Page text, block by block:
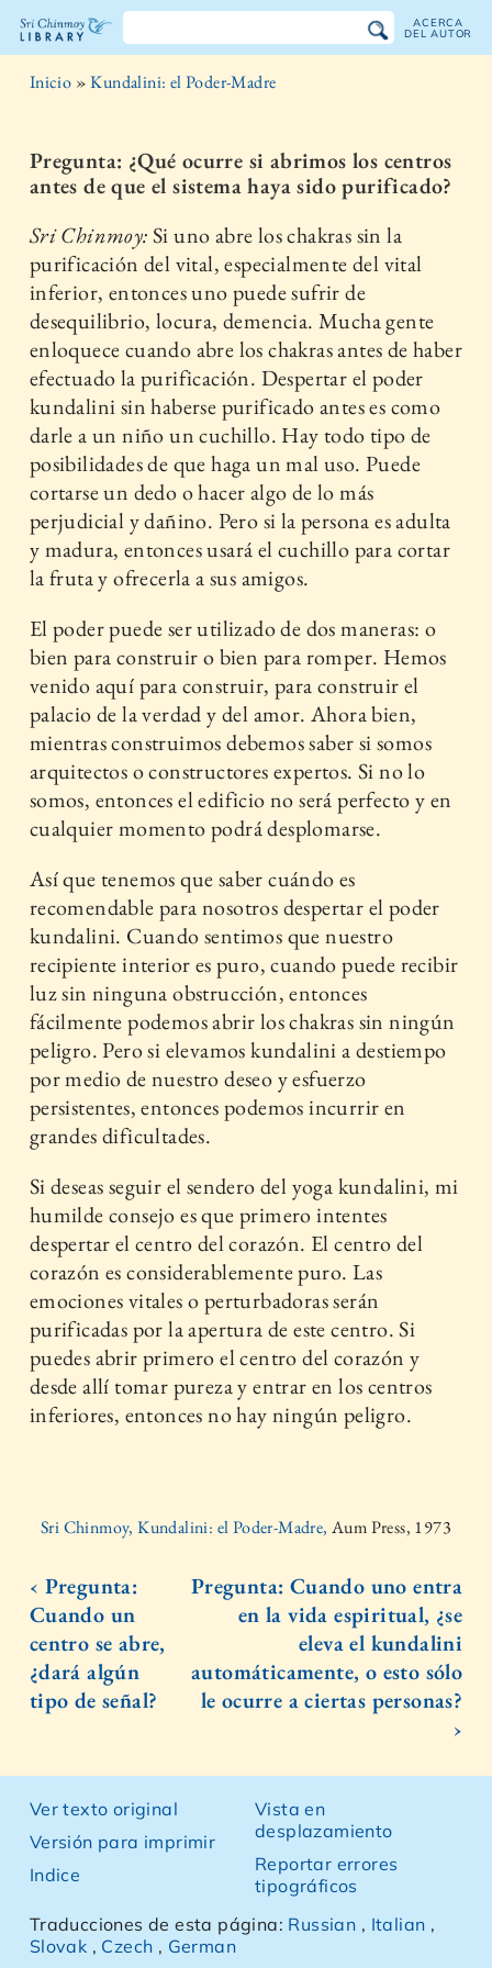
Biblioteca
Chinmoy
ACERCA
DEL AUTOR
Inicio »Kundalini: el Poder-Madre
Pregunta: ¿Qué ocurre si abrimos los centros
antes de que el sistema haya sido purificado?
Sri Chinmoy:​Si uno abre los chakras sin la
purificación del vital, especialmente del vital
inferior, entonces uno puede sufrir de
desequilibrio, locura, demencia. Mucha gente
enloquece cuando abre los chakras antes de haber
efectuado la purificación. Despertar el poder
kundalini sin haberse purificado antes es como
darle a un niño un cuchillo. Hay todo tipo de
posibilidades de que haga un mal uso. Puede
cortarse un dedo o hacer algo de lo más
perjudicial y dañino. Pero si la persona es adulta
y madura, entonces usará el cuchillo para cortar
la fruta y ofrecerla a sus amigos.
El poder puede ser utilizado de dos maneras: o
bien para construir o bien para romper. Hemos
venido aquí para construir, para construir el
palacio de la verdad y del amor. Ahora bien,
mientras construimos debemos saber si somos
arquitectos o constructores expertos. Si no lo
somos, entonces el edificio no será perfecto y en
cualquier momento podrá desplomarse.
Así que tenemos que saber cuándo es
recomendable para nosotros despertar el poder
kundalini. Cuando sentimos que nuestro
recipiente interior es puro, cuando puede recibir
luz sin ninguna obstrucción, entonces
fácilmente podemos abrir los chakras sin ningún
peligro. Pero si elevamos kundalini a destiempo
por medio de nuestro deseo y esfuerzo
persistentes, entonces podemos incurrir en
grandes dificultades.
Si deseas seguir el sendero del yoga kundalini, mi
humilde consejo es que primero intentes
despertar el centro del corazón. El centro del
corazón es considerablemente puro. Las
emociones vitales o perturbadoras serán
purificadas por la apertura de este centro. Si
puedes abrir primero el centro del corazón y
desde allí tomar pureza y entrar en los centros
inferiores, entonces no hay ningún peligro.
Sri Chinmoy, Kundalini: el Poder-Madre, Aum Press, 1973
‹ Pregunta:
Cuando un
centro se abre,
¿dará algún
tipo de señal?
Pregunta: Cuando uno entra
en la vida espiritual, ¿se
eleva el kundalini
automáticamente, o esto sólo
le ocurre a ciertas personas?
›
Ver texto original
Versión para imprimir
Indice
Vista en
desplazamiento
Reportar errores
tipográficos
Traducciones de esta página: Russian , Italian ,
Slovak , Czech , German